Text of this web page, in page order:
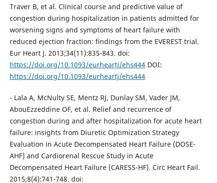
Traver B, et al. Clinical course and predictive value of
congestion during hospitalization in patients admitted for
worsening signs and symptoms of heart failure with
reduced ejection fraction: findings from the EVEREST trial.
Eur Heart J. 2013;34(11):835-843. doi:
https://doi.org/10.1093/eurheartj/ehs444DOI:
https://doi.org/10.1093/eurheartj/ehs444
- Lala A, McNulty SE, Mentz RJ, Dunlay SM, Vader JM,
AbouEzzeddine OF, et al. Relief and recurrence of
congestion during and after hospitalization for acute heart
failure: insights from Diuretic Optimization Strategy
Evaluation in Acute Decompensated Heart Failure (DOSE-
AHF) and Cardiorenal Rescue Study in Acute
Decompensated Heart Failure (CARESS-HF). Circ Heart Fail.
2015;8(4):741-748. doi: